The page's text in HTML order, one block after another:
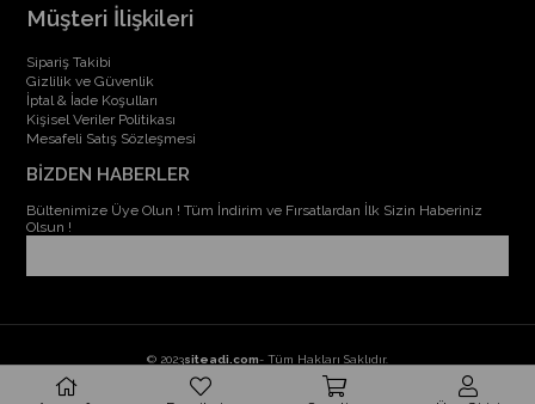
Müşteri İlişkileri
Sipariş Takibi
Gizlilik ve Güvenlik
İptal & İade Koşulları
Kişisel Veriler Politikası
Mesafeli Satış Sözleşmesi
BİZDEN HABERLER
Bültenimize Üye Olun ! Tüm İndirim ve Fırsatlardan İlk Sizin Haberiniz
Olsun !
© 2023siteadi.com- Tüm Hakları Saklıdır.